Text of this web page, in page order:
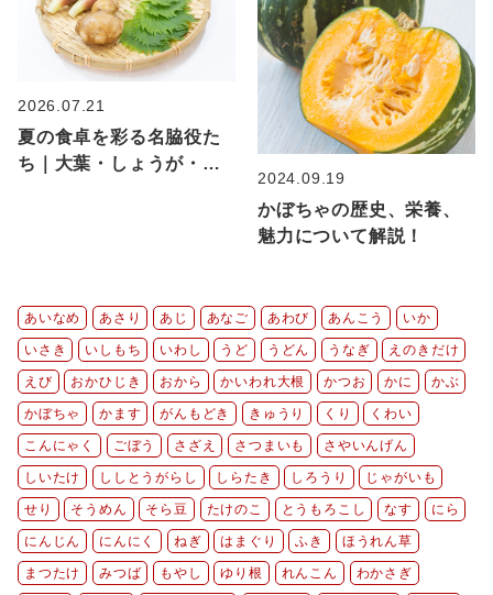
2026.07.21
夏の食卓を彩る名脇役た
ち｜大葉・しょうが・み
2024.09.19
かぼちゃの歴史、栄養、
魅力について解説！
あいなめ あさり あじ あなご あわび あんこう いか
いさき いしもち いわし うど うどん うなぎ えのきだけ
えび おかひじき おから かいわれ大根 かつお かに かぶ
かぼちゃ かます がんもどき きゅうり くり くわい
こんにゃく ごぼう さざえ さつまいも さやいんげん
しいたけ ししとうがらし しらたき しろうり じゃがいも
せり そうめん そら豆 たけのこ とうもろこし なす にら
にんじん にんにく ねぎ はまぐり ふき ほうれん草
まつたけ みつば もやし ゆり根 れんこん わかさぎ